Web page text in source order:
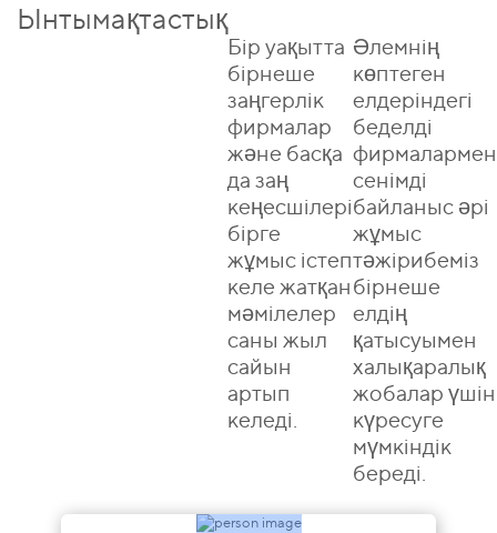
Ынтымақтастық
Бір уақытта
бірнеше
заңгерлік
фирмалар
және басқа
да заң
кеңесшілері
бірге
жұмыс істеп
келе жатқан
мәмілелер
саны жыл
сайын
артып
келеді.
Әлемнің
көптеген
елдеріндегі
беделді
фирмалармен
сенімді
байланыс әрі
жұмыс
тәжірибеміз
бірнеше
елдің
қатысуымен
халықаралық
жобалар үшін
күресуге
мүмкіндік
береді.